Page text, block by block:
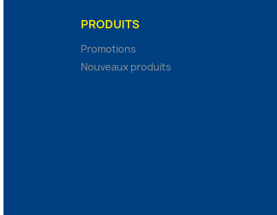
PRODUITS
Promotions
Nouveaux produits